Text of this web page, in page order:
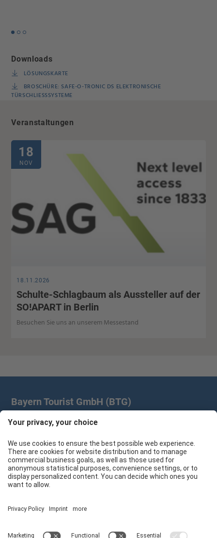
Downloads
LÖSUNGSKARTE
BROSCHÜRE: SAFE-O-TRONIC DS ELEKTRONISCHE
TÜRSCHLIESSSYSTEME
Veranstaltungen
18
NOV
18.11.2026
Schulte-Schlagbaum als Aussteller auf der
SO!APART in Berlin
Besuchen Sie uns an unserem Messestand
Bayern Tourist GmbH (BTG)
Prinz-Ludwig-Palais | Türkenstr. 7 | 80333 München
branchenpartner@btg-service.de